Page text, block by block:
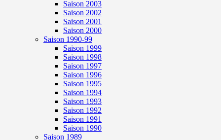
Saison 2003
Saison 2002
Saison 2001
Saison 2000
Saison 1990-99
Saison 1999
Saison 1998
Saison 1997
Saison 1996
Saison 1995
Saison 1994
Saison 1993
Saison 1992
Saison 1991
Saison 1990
Saison 1989